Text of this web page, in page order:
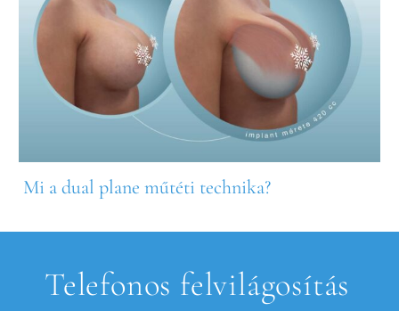
Mi a dual plane műtéti technika?
Telefonos felvilágosítás